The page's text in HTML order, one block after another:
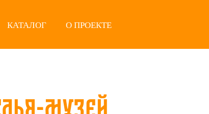
КАТАЛОГ О ПРОЕКТЕ
музей